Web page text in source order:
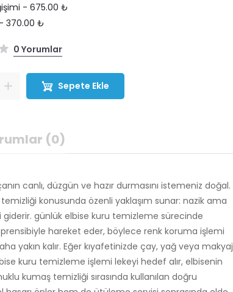
- 675.00 ₺
370.00 ₺
0 Yorumlar
Sepete Ekle
(0)
canlı, düzgün ve hazır durmasını istemeniz doğal.
konusunda özenli yaklaşım sunar: nazik ama
günlük elbise kuru temizleme sürecinde
hareket eder, böylece renk koruma işlemi
yakın kalır. Eğer kıyafetinizde çay, yağ veya makyaj
kuru temizleme işlemi lekeyi hedef alır, elbisenin
kumaş temizliği sırasında kullanılan doğru